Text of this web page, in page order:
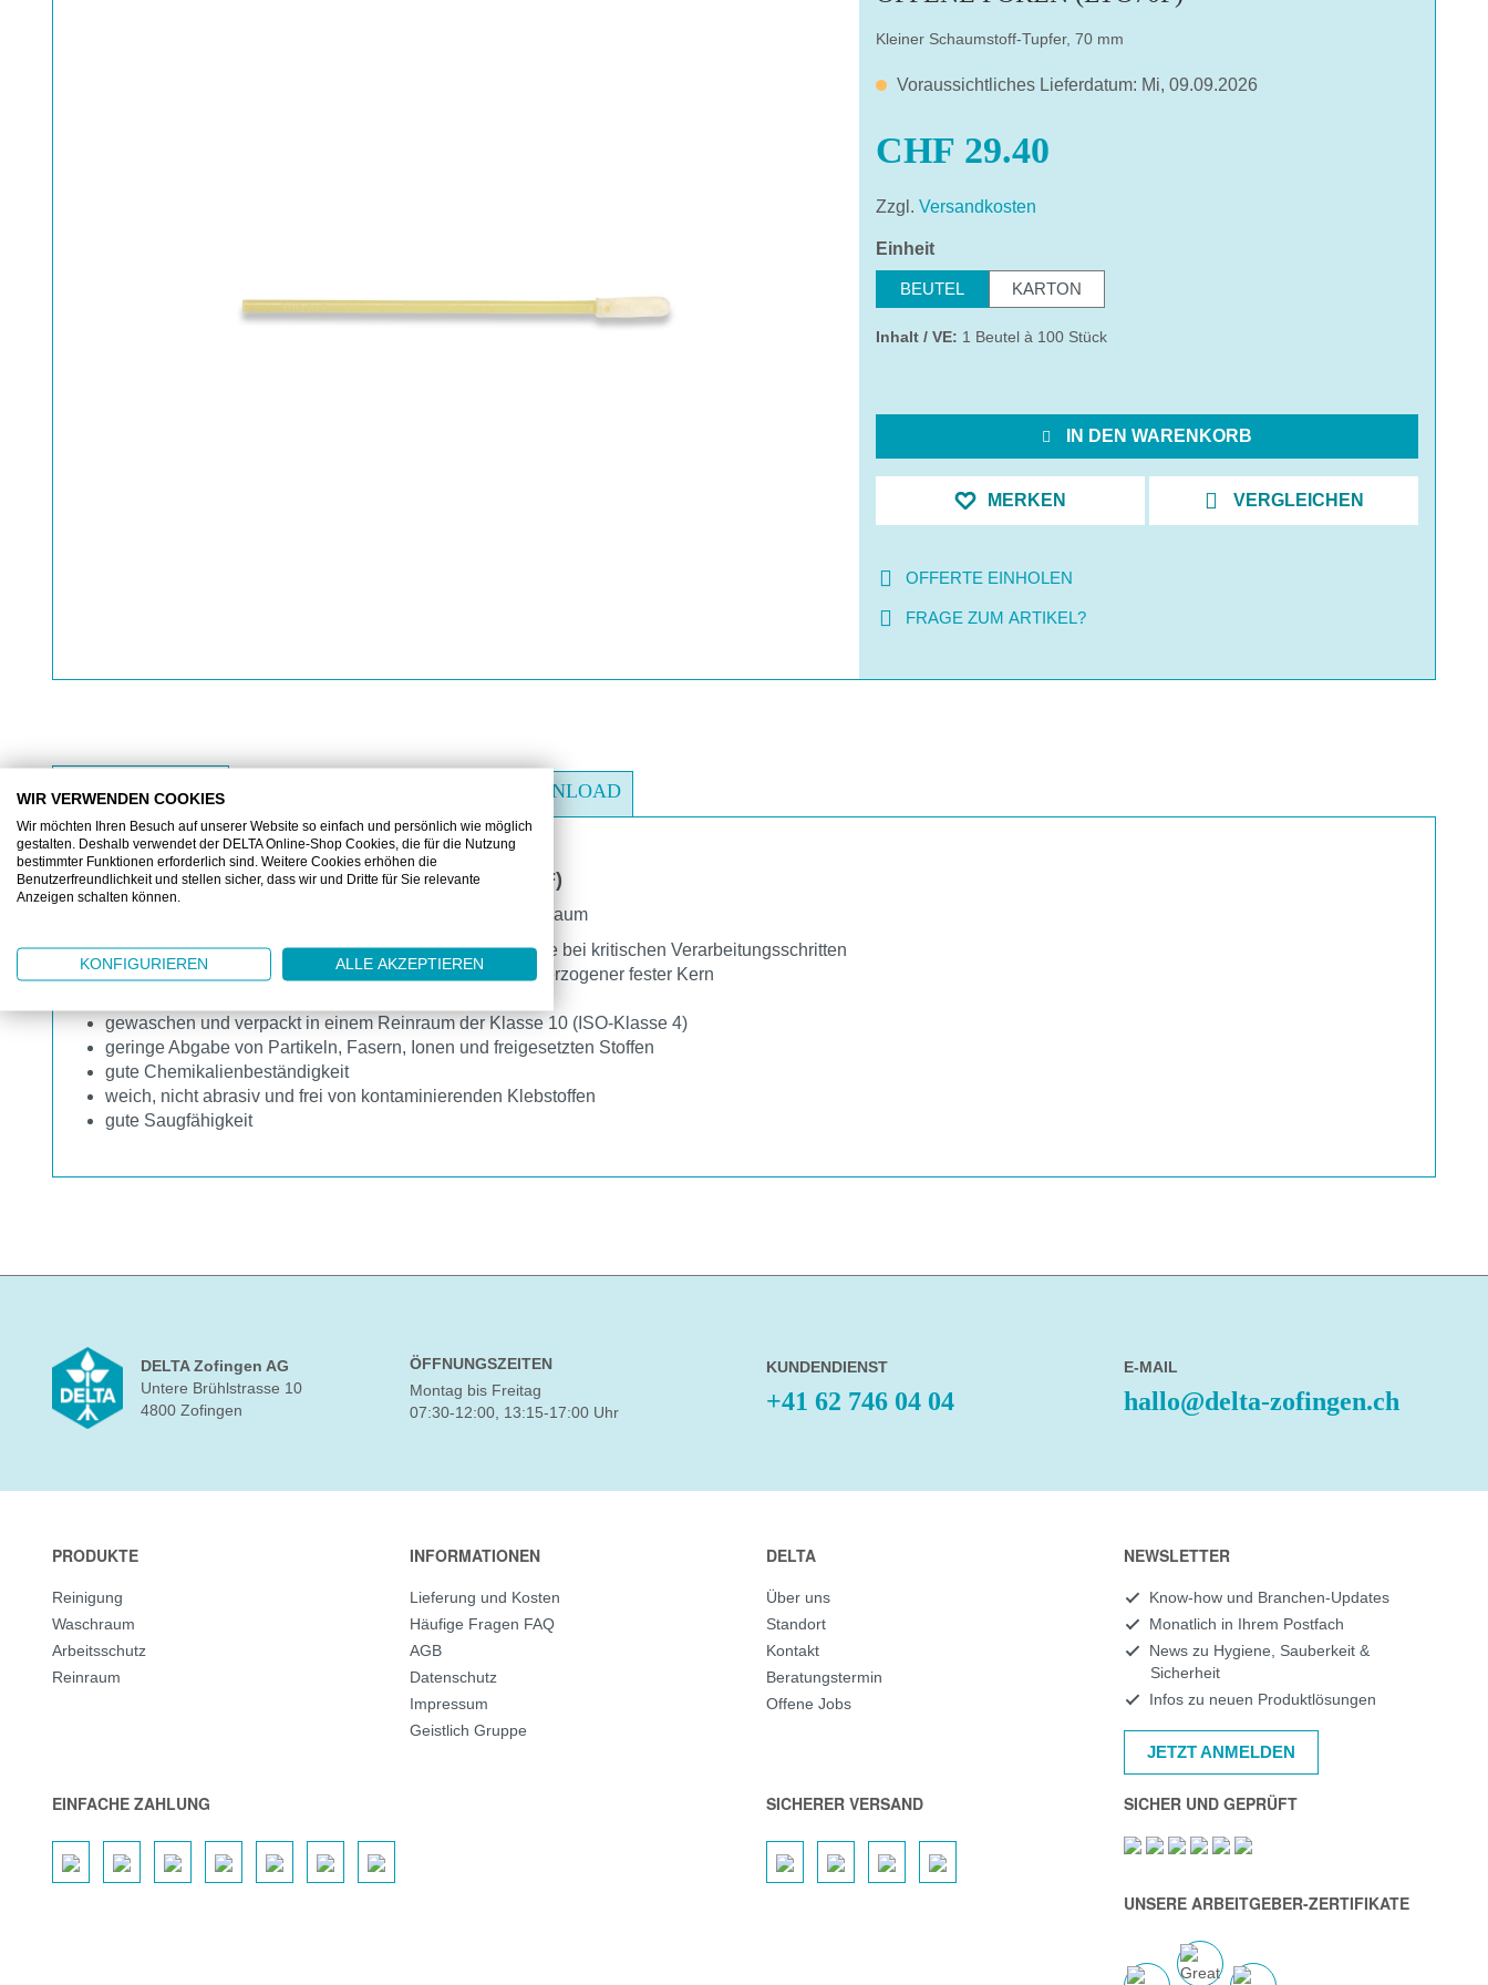
Kleiner Schaumstoff-Tupfer, 70 mm
Voraussichtliches Lieferdatum: Mi, 09.09.2026
CHF 29.40
Zzgl. Versandkosten
Einheitauswählen
BEUTEL KARTON
Inhalt / VE: 1 Beutel à 100 Stück
IN DEN WARENKORB
MERKEN VERGLEICHEN
OFFERTE EINHOLEN
FRAGE ZUM ARTIKEL?
BESCHREIBUNG DOWNLOAD
Tupfer, Polyurethanschaufm, offene Poren (LTO70F)
Reinraumtupfer/Swabs mit offenen Poren aus Polyurethanschaum
entwickelt für ein Höchstmass an Kontaminationskontrolle bei kritischen Verarbeitungsschritten
mit reinraumgewaschenem Polyurethan-Schaumstoff überzogener fester Kern
gewaschen und verpackt in einem Reinraum der Klasse 10 (ISO-Klasse 4)
geringe Abgabe von Partikeln, Fasern, Ionen und freigesetzten Stoffen
gute Chemikalienbeständigkeit
weich, nicht abrasiv und frei von kontaminierenden Klebstoffen
gute Saugfähigkeit
DELTA Zofingen AG
Untere Brühlstrasse 10
4800 Zofingen
ÖFFNUNGSZEITEN
Montag bis Freitag
07:30-12:00, 13:15-17:00 Uhr
KUNDENDIENST
+41 62 746 04 04
E-MAIL
hallo@delta-zofingen.ch
PRODUKTE
Reinigung
Waschraum
Arbeitsschutz
Reinraum
INFORMATIONEN
Lieferung und Kosten
Häufige Fragen FAQ
AGB
Datenschutz
Impressum
Geistlich Gruppe
DELTA
Über uns
Standort
Kontakt
Beratungstermin
Offene Jobs
NEWSLETTER
Know-how und Branchen-Updates
Monatlich in Ihrem Postfach
News zu Hygiene, Sauberkeit &
Sicherheit
Infos zu neuen Produktlösungen
JETZT ANMELDEN
EINFACHE ZAHLUNG SICHERER VERSAND SICHER UND GEPRÜFT
UNSERE ARBEITGEBER-ZERTIFIKATE
WIR VERWENDEN COOKIES
Wir möchten Ihren Besuch auf unserer Website so einfach und persönlich wie möglich
gestalten. Deshalb verwendet der DELTA Online-Shop Cookies, die für die Nutzung
bestimmter Funktionen erforderlich sind. Weitere Cookies erhöhen die
Benutzerfreundlichkeit und stellen sicher, dass wir und Dritte für Sie relevante
Anzeigen schalten können.
KONFIGURIEREN ALLE AKZEPTIEREN